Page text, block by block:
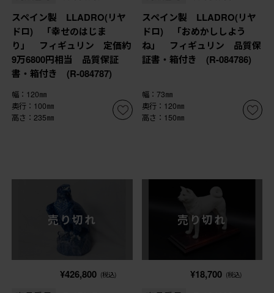
スペイン製 LLADRO(リヤ
ドロ) 「幸せのはじま
り」 フィギュリン 定価約
9万6800円相当 品質保証
書・箱付き (R-084787)
幅：120㎜
奥行：100㎜
高さ：235㎜
スペイン製 LLADRO(リヤ
ドロ) 「おめかししよう
ね」 フィギュリン 品質保
証書・箱付き (R-084786)
幅：73㎜
奥行：120㎜
高さ：150㎜
売り切れ
¥426,800 (税込)
売り切れ
¥18,700 (税込)